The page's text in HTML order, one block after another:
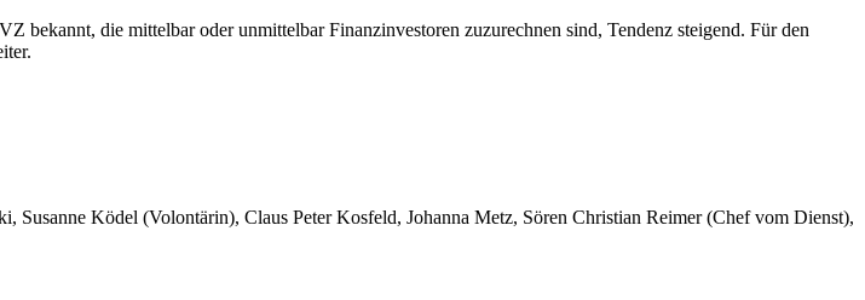
die mittelbar oder unmittelbar Finanzinvestoren zuzurechnen sind, Tendenz steigend. Für den
Susanne Ködel (Volontärin), Claus Peter Kosfeld, Johanna Metz, Sören Christian Reimer (Chef vom Dienst),